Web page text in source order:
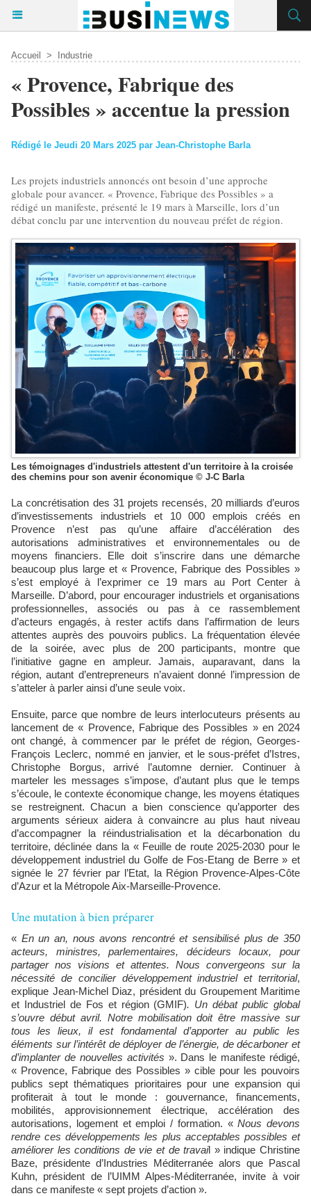
Accueil > Industrie
« Provence, Fabrique des
Possibles » accentue la pression
Rédigé le Jeudi 20 Mars 2025 par Jean-Christophe Barla
Les projets industriels annoncés ont besoin d’une approche
globale pour avancer. « Provence, Fabrique des Possibles » a
rédigé un manifeste, présenté le 19 mars à Marseille, lors d’un
débat conclu par une intervention du nouveau préfet de région.
Les témoignages d'industriels attestent d'un territoire à la croisée
des chemins pour son avenir économique © J-C Barla
La concrétisation des 31 projets recensés, 20 milliards d’euros
d’investissements industriels et 10 000 emplois créés en
Provence n’est pas qu’une affaire d’accélération des
autorisations administratives et environnementales ou de
moyens financiers. Elle doit s’inscrire dans une démarche
beaucoup plus large et « Provence, Fabrique des Possibles »
s’est employé à l’exprimer ce 19 mars au Port Center à
Marseille. D’abord, pour encourager industriels et organisations
professionnelles, associés ou pas à ce rassemblement
d’acteurs engagés, à rester actifs dans l’affirmation de leurs
attentes auprès des pouvoirs publics. La fréquentation élevée
de la soirée, avec plus de 200 participants, montre que
l’initiative gagne en ampleur. Jamais, auparavant, dans la
région, autant d’entrepreneurs n’avaient donné l’impression de
s’atteler à parler ainsi d’une seule voix.
Ensuite, parce que nombre de leurs interlocuteurs présents au
lancement de « Provence, Fabrique des Possibles » en 2024
ont changé, à commencer par le préfet de région, Georges-
François Leclerc, nommé en janvier, et le sous-préfet d’Istres,
Christophe Borgus, arrivé l’automne dernier. Continuer à
marteler les messages s’impose, d’autant plus que le temps
s’écoule, le contexte économique change, les moyens étatiques
se restreignent. Chacun a bien conscience qu’apporter des
arguments sérieux aidera à convaincre au plus haut niveau
d’accompagner la réindustrialisation et la décarbonation du
territoire, déclinée dans la « Feuille de route 2025-2030 pour le
développement industriel du Golfe de Fos-Etang de Berre » et
signée le 27 février par l’Etat, la Région Provence-Alpes-Côte
d’Azur et la Métropole Aix-Marseille-Provence.
Une mutation à bien préparer
« En un an, nous avons rencontré et sensibilisé plus de 350
acteurs, ministres, parlementaires, décideurs locaux, pour
partager nos visions et attentes. Nous convergeons sur la
nécessité de concilier développement industriel et territorial,
explique Jean-Michel Diaz, président du Groupement Maritime
et Industriel de Fos et région (GMIF). Un débat public global
s’ouvre début avril. Notre mobilisation doit être massive sur
tous les lieux, il est fondamental d’apporter au public les
éléments sur l’intérêt de déployer de l’énergie, de décarboner et
d’implanter de nouvelles activités ». Dans le manifeste rédigé,
« Provence, Fabrique des Possibles » cible pour les pouvoirs
publics sept thématiques prioritaires pour une expansion qui
profiterait à tout le monde : gouvernance, financements,
mobilités, approvisionnement électrique, accélération des
autorisations, logement et emploi / formation. «Nous devons
rendre ces développements les plus acceptables possibles et
améliorer les conditions de vie et de travail » indique Christine
Baze, présidente d’Industries Méditerranée alors que Pascal
Kuhn, président de l’UIMM Alpes-Méditerranée, invite à voir
dans ce manifeste « sept projets d’action ».